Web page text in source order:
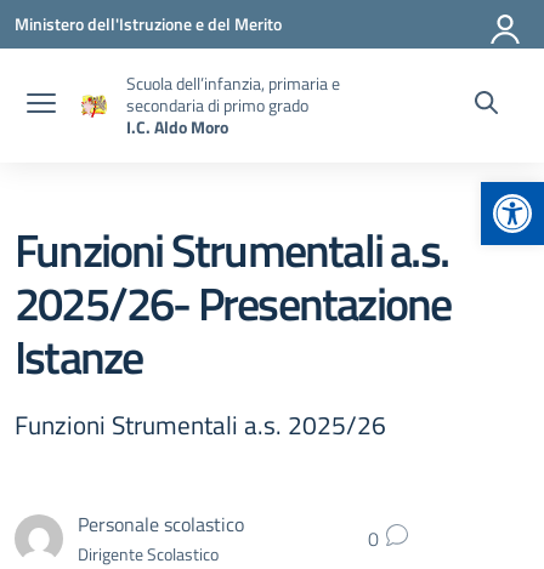
Vai ai contenuti
Vai al menu di navigazione
Vai al footer
Ministero dell'Istruzione e del Merito
Scuola dell’infanzia, primaria e
secondaria di primo grado
I.C. Aldo Moro
Funzioni Strumentali a.s.
2025/26- Presentazione
Istanze
Funzioni Strumentali a.s. 2025/26
Personale scolastico
Dirigente Scolastico 0